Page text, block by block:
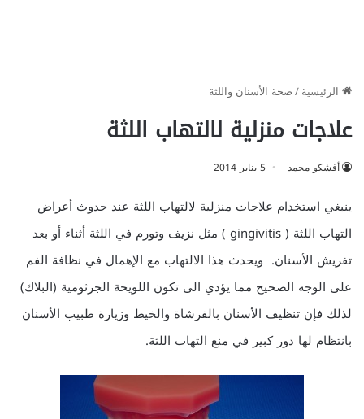
الرئيسية/صحة الأسنان واللثة
علاجات منزلية لالتهاب اللثة
أفشكو محمد 5 يناير 2014
ينبغي استخدام علاجات منزلية لالتهاب اللثة عند حدوث أعراض
التهاب اللثة ( gingivitis ) مثل نزيف وتورم في اللثة أثناء أو بعد
تفريش الأسنان. ويحدث هذا الالتهاب مع الإهمال في نظافة الفم
على الوجه الصحيح مما يؤدي الى تكون اللويحة الجرثومية (البلاك)
لذلك فإن تنظيف الأسنان بالفرشاة والخيط وزيارة طبيب الأسنان
بانتظام لها دور كبير في منع التهاب اللثة.